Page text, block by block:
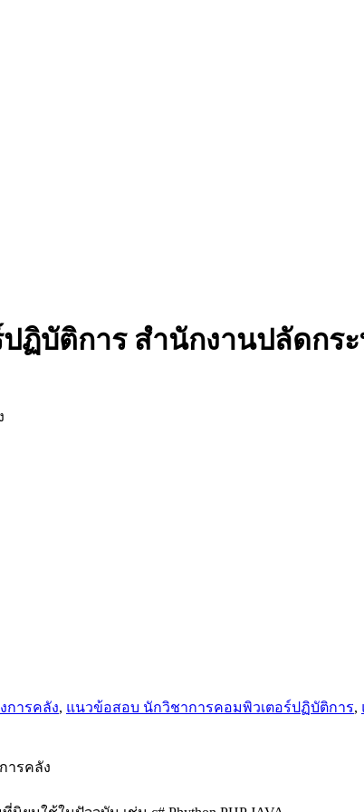
ฏิบัติการ สำนักงานปลัดกระ
การคลัง, แนวข้อสอบ นักวิชาการคอมพิวเตอร์ปฏิบัติการ,
ารคลัง